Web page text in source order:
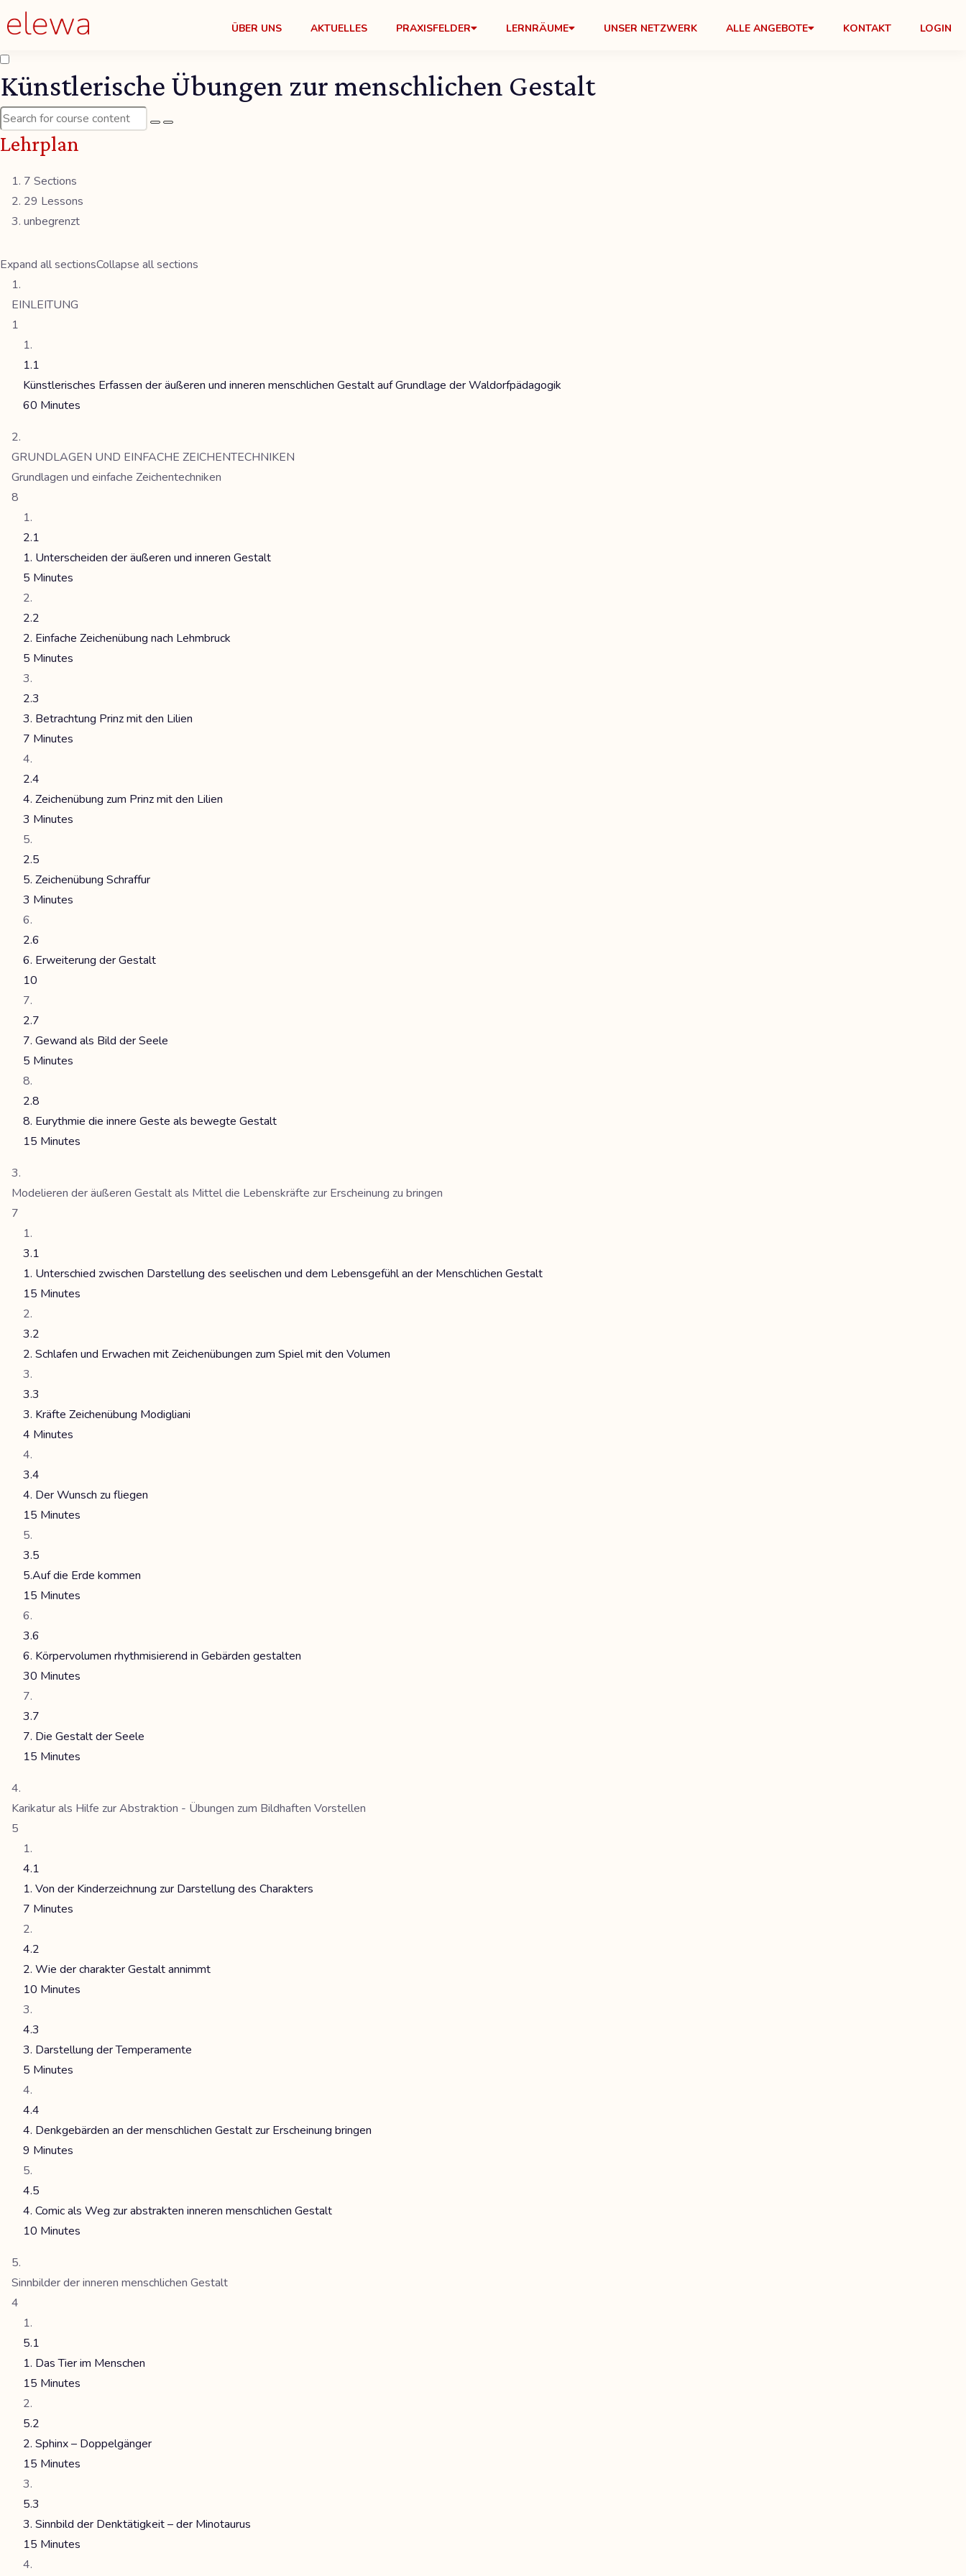
ÜBER UNS AKTUELLES PRAXISFELDER LERNRÄUME UNSER NETZWERK ALLE ANGEBOTE KONTAKT LOGIN
Künstlerische Übungen zur menschlichen Gestalt
Lehrplan
7 Sections
29 Lessons
unbegrenzt
Expand all sectionsCollapse all sections
EINLEITUNG
1
1.1
Künstlerisches Erfassen der äußeren und inneren menschlichen Gestalt auf Grundlage der Waldorfpädagogik
60 Minutes
GRUNDLAGEN UND EINFACHE ZEICHENTECHNIKEN
Grundlagen und einfache Zeichentechniken
8
2.1
1. Unterscheiden der äußeren und inneren Gestalt
5 Minutes
2.2
2. Einfache Zeichenübung nach Lehmbruck
5 Minutes
2.3
3. Betrachtung Prinz mit den Lilien
7 Minutes
2.4
4. Zeichenübung zum Prinz mit den Lilien
3 Minutes
2.5
5. Zeichenübung Schraffur
3 Minutes
2.6
6. Erweiterung der Gestalt
10
2.7
7. Gewand als Bild der Seele
5 Minutes
2.8
8. Eurythmie die innere Geste als bewegte Gestalt
15 Minutes
Modelieren der äußeren Gestalt als Mittel die Lebenskräfte zur Erscheinung zu bringen
7
3.1
1. Unterschied zwischen Darstellung des seelischen und dem Lebensgefühl an der Menschlichen Gestalt
15 Minutes
3.2
2. Schlafen und Erwachen mit Zeichenübungen zum Spiel mit den Volumen
3.3
3. Kräfte Zeichenübung Modigliani
4 Minutes
3.4
4. Der Wunsch zu fliegen
15 Minutes
3.5
5.Auf die Erde kommen
15 Minutes
3.6
6. Körpervolumen rhythmisierend in Gebärden gestalten
30 Minutes
3.7
7. Die Gestalt der Seele
15 Minutes
Karikatur als Hilfe zur Abstraktion - Übungen zum Bildhaften Vorstellen
5
4.1
1. Von der Kinderzeichnung zur Darstellung des Charakters
7 Minutes
4.2
2. Wie der charakter Gestalt annimmt
10 Minutes
4.3
3. Darstellung der Temperamente
5 Minutes
4.4
4. Denkgebärden an der menschlichen Gestalt zur Erscheinung bringen
9 Minutes
4.5
4. Comic als Weg zur abstrakten inneren menschlichen Gestalt
10 Minutes
Sinnbilder der inneren menschlichen Gestalt
4
5.1
1. Das Tier im Menschen
15 Minutes
5.2
2. Sphinx – Doppelgänger
15 Minutes
5.3
3. Sinnbild der Denktätigkeit – der Minotaurus
15 Minutes